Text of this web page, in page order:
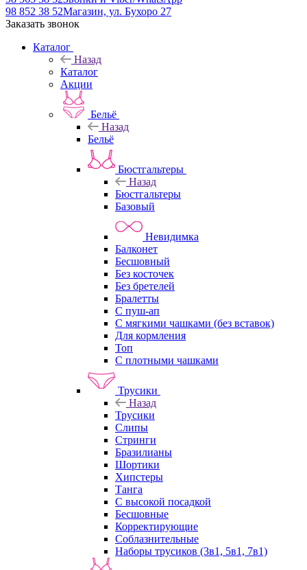
98 852 38 52Магазин, ул. Бухоро 27
Заказать звонок
Каталог
Назад
Каталог
Акции
Бельё
Назад
Бельё
Бюстгальтеры
Назад
Бюстгальтеры
Базовый
Невидимка
Балконет
Бесшовный
Без косточек
Без бретелей
Бралетты
С пуш-ап
С мягкими чашками (без вставок)
Для кормления
Топ
С плотными чашками
Трусики
Назад
Трусики
Слипы
Стринги
Бразилианы
Шортики
Хипстеры
Танга
С высокой посадкой
Бесшовные
Корректирующие
Соблазнительные
Наборы трусиков (3в1, 5в1, 7в1)